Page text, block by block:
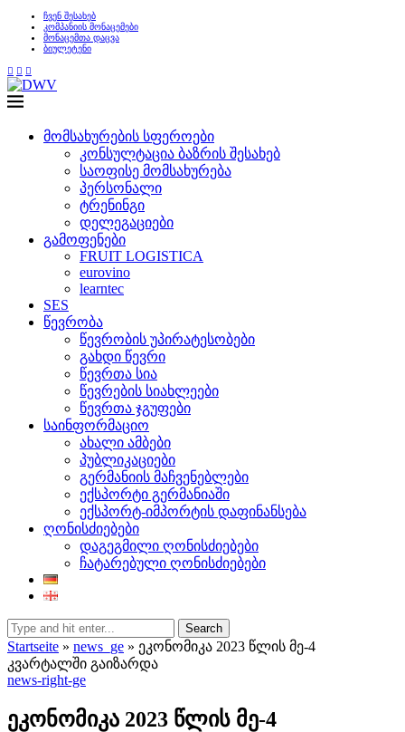
ჩვენ შესახებ
კომპანიის მონაცემები
მონაცემთა დაცვა
ბიულეტენი
მომსახურების სფეროები
კონსულტაცია ბაზრის შესახებ
საოფისე მომსახურება
პერსონალი
ტრენინგი
დელეგაციები
გამოფენები
FRUIT LOGISTICA
eurovino
learntec
SES
წევრობა
წევრობის უპირატესობები
გახდი წევრი
წევრთა სია
წევრების სიახლეები
წევრთა ჯგუფები
საინფორმაციო
ახალი ამბები
პუბლიკაციები
გერმანიის მაჩვენებლები
ექსპორტი გერმანიაში
ექსპორტ-იმპორტის დაფინანსება
ღონისძიებები
დაგეგმილი ღონისძიებები
ჩატარებული ღონისძიებები
Search
Startseite » news_ge » ეკონომიკა 2023 წლის მე-4
კვარტალში გაიზარდა
news-right-ge
ეკონომიკა 2023 წლის მე-4